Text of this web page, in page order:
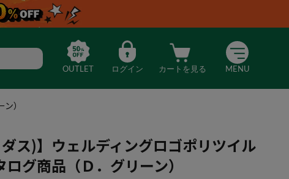
OUTLET ログイン カートを見る MENU
）
ス)】ウェルディングロゴポリツイル
グ商品（Ｄ．グリーン）